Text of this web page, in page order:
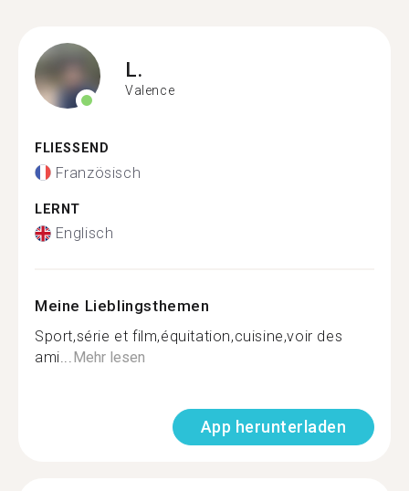
L.
Valence
FLIESSEND
Französisch
LERNT
Englisch
Meine Lieblingsthemen
Sport,série et film,équitation,cuisine,voir des
ami...Mehr lesen
App herunterladen